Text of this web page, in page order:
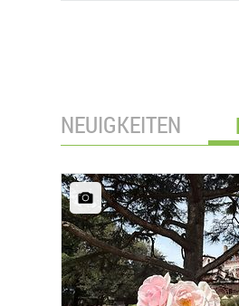
NEUIGKEITEN